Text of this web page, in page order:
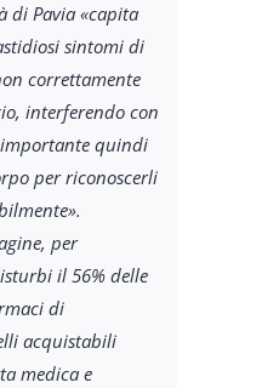
di Pavia «capita
sintomi di
correttamente
interferendo con
quindi
per riconoscerli
per
il 56% delle
di
acquistabili
medica e